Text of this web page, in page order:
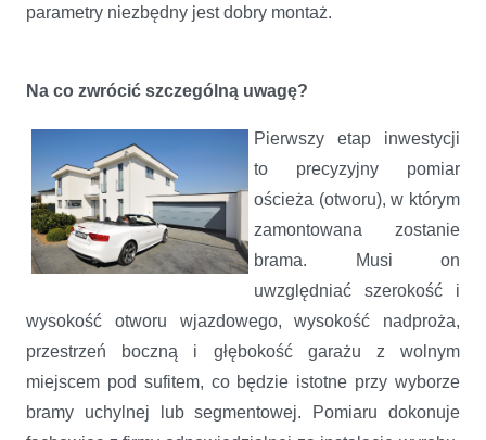
parametry niezbędny jest dobry montaż.
Na co zwrócić szczególną uwagę?
Pierwszy etap inwestycji
to precyzyjny pomiar
ościeża (otworu), w którym
zamontowana zostanie
brama. Musi on
uwzględniać szerokość i
wysokość otworu wjazdowego, wysokość nadproża,
przestrzeń boczną i głębokość garażu z wolnym
miejscem pod sufitem, co będzie istotne przy wyborze
bramy uchylnej lub segmentowej. Pomiaru dokonuje